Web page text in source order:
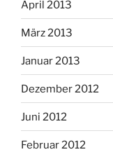
April 2013
März 2013
Januar 2013
Dezember 2012
Juni 2012
Februar 2012